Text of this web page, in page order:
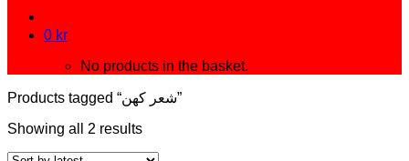
0 kr
No products in the basket.
Products tagged “شعر کهن”
Showing all 2 results